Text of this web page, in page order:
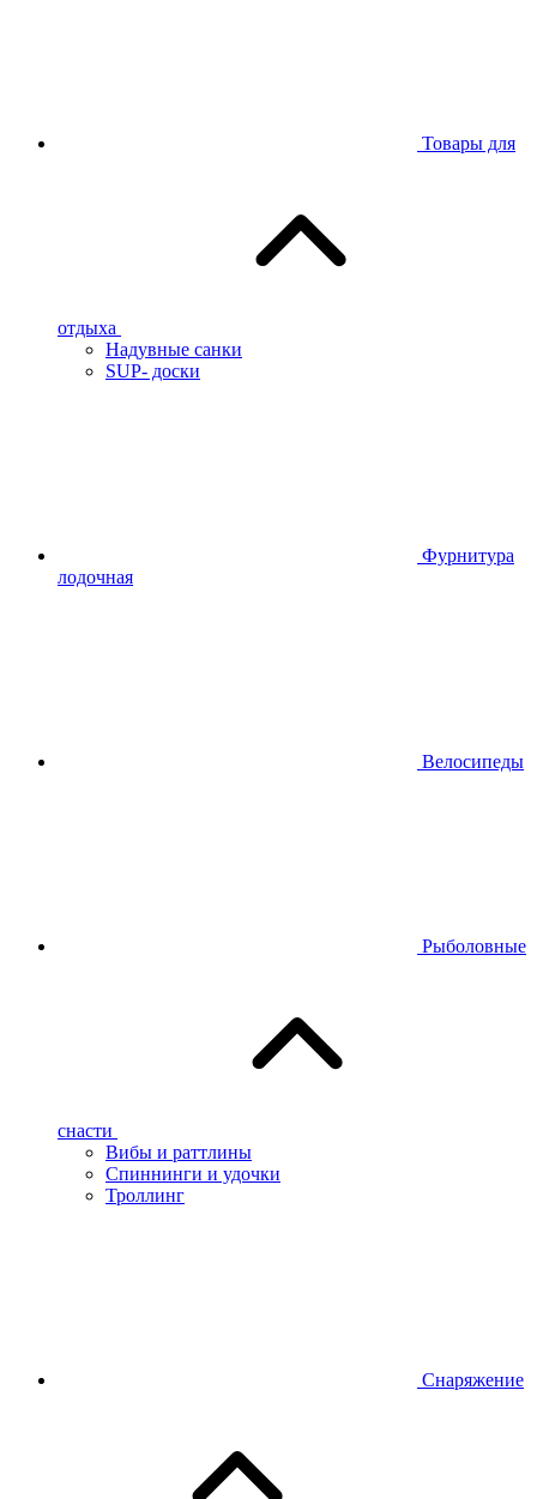
Товары для
отдыха
Надувные санки
SUP- доски
Фурнитура
лодочная
Велосипеды
Рыболовные
снасти
Вибы и раттлины
Спиннинги и удочки
Троллинг
Снаряжение